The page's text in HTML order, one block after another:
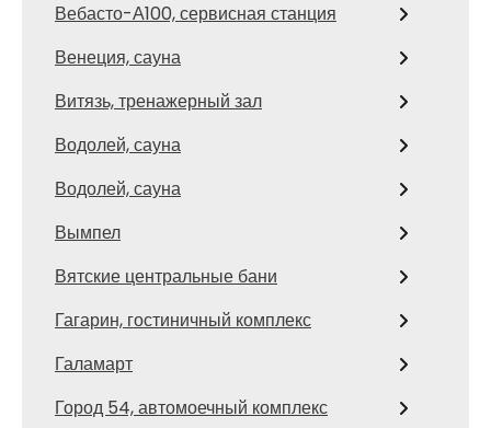
Вебасто-А100, сервисная станция
Венеция, сауна
Витязь, тренажерный зал
Водолей, сауна
Водолей, сауна
Вымпел
Вятские центральные бани
Гагарин, гостиничный комплекс
Галамарт
Город 54, автомоечный комплекс